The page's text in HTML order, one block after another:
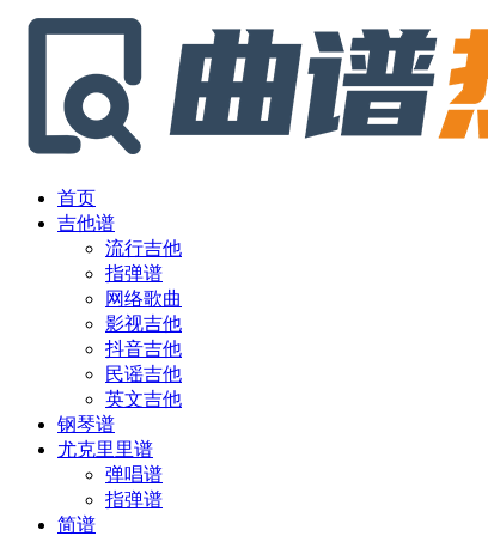
首页
吉他谱
流行吉他
指弹谱
网络歌曲
影视吉他
抖音吉他
民谣吉他
英文吉他
钢琴谱
尤克里里谱
弹唱谱
指弹谱
简谱